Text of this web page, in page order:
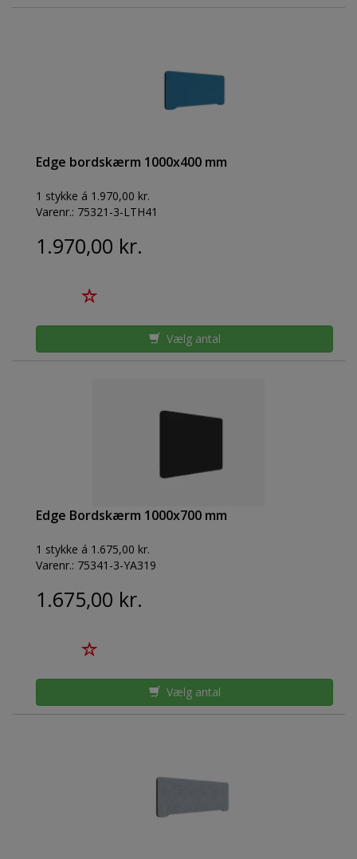
Edge bordskærm 1000x400 mm
1 stykke á 1.970,00 kr.
Varenr.: 75321-3-LTH41
1.970,00 kr.
Vælg antal
Edge Bordskærm 1000x700 mm
1 stykke á 1.675,00 kr.
Varenr.: 75341-3-YA319
1.675,00 kr.
Vælg antal